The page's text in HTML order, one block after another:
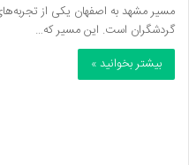
مسیر مشهد به اصفهان یکی از
گردشگران است. این مسیر که…
بیشتر بخوانید »